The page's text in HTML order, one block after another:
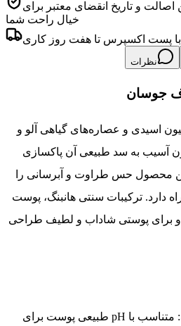
اصالت و تاریخ انقضای معتبر برای
خیال راحت شما
پست اکسپرس تا هفت روز کاری
نظرات
جوسان
اسیدی و عصاره‌های گیاهی آلو و
آسیب به سد طبیعی آن پاکسازی
محصول حس طراوت و آبرسانی را
دارد. ترکیبات سنتی هانبنگ، پوست
و برای پوستی شاداب و لطیف طراحی
: متناسب با pH طبیعی پوست برای